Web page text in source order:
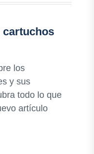
cartuchos
los
y sus
todo lo que
artículo